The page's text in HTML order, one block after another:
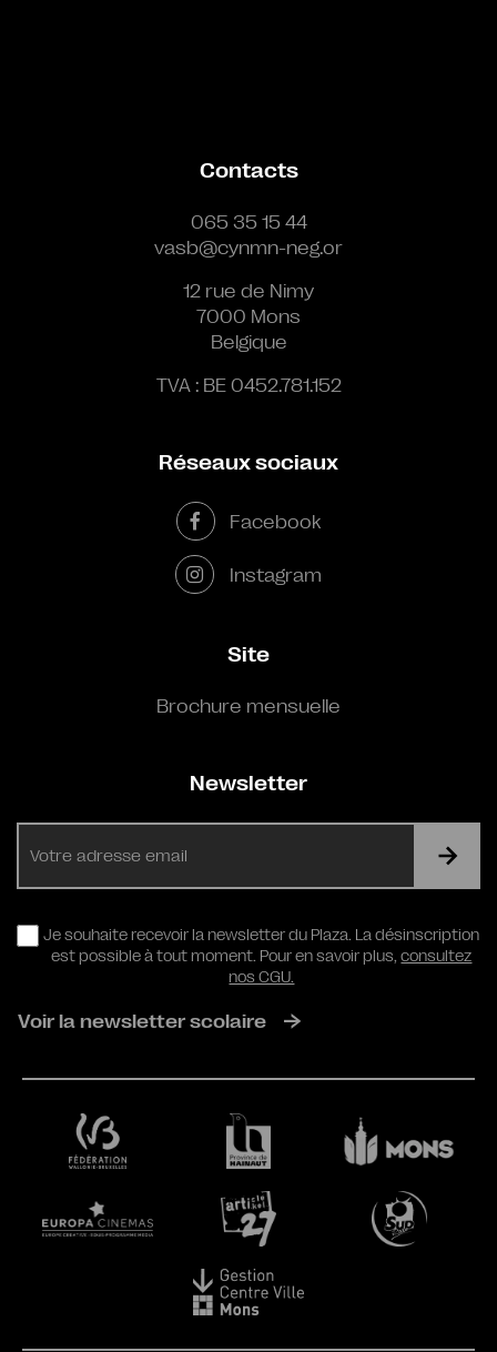
Contacts
065 35 15 44
vasb@cynmn-neg.or
12 rue de Nimy
7000 Mons
Belgique
TVA : BE 0452.781.152
Réseaux sociaux
Facebook
Instagram
Site
Brochure mensuelle
Newsletter
RGPD
Je souhaite recevoir la newsletter du Plaza. La désinscription
est possible à tout moment. Pour en savoir plus,consultez
nos CGU.
Voir la newsletter scolaire